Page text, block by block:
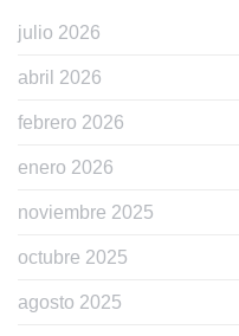
julio 2026
abril 2026
febrero 2026
enero 2026
noviembre 2025
octubre 2025
agosto 2025